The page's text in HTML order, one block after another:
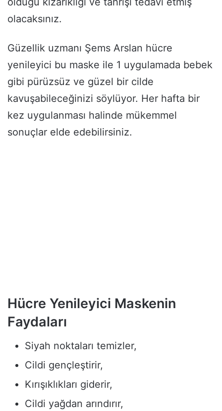
olacaksınız.
Güzellik uzmanı Şems Arslan hücre
yenileyici bu maske ile 1 uygulamada bebek
gibi pürüzsüz ve güzel bir cilde
kavuşabileceğinizi söylüyor. Her hafta bir
kez uygulanması halinde mükemmel
sonuçlar elde edebilirsiniz.
Hücre Yenileyici Maskenin
Faydaları
Siyah noktaları temizler,
Cildi gençleştirir,
Kırışıklıkları giderir,
Cildi yağdan arındırır,